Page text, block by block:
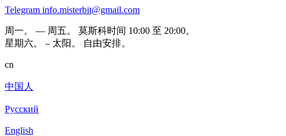
Telegram info.misterbit@gmail.com
周一。 — 周五。 莫斯科时间 10:00 至 20:00。
星期六。 – 太阳。 自由安排。
cn
中国人
Русский
English